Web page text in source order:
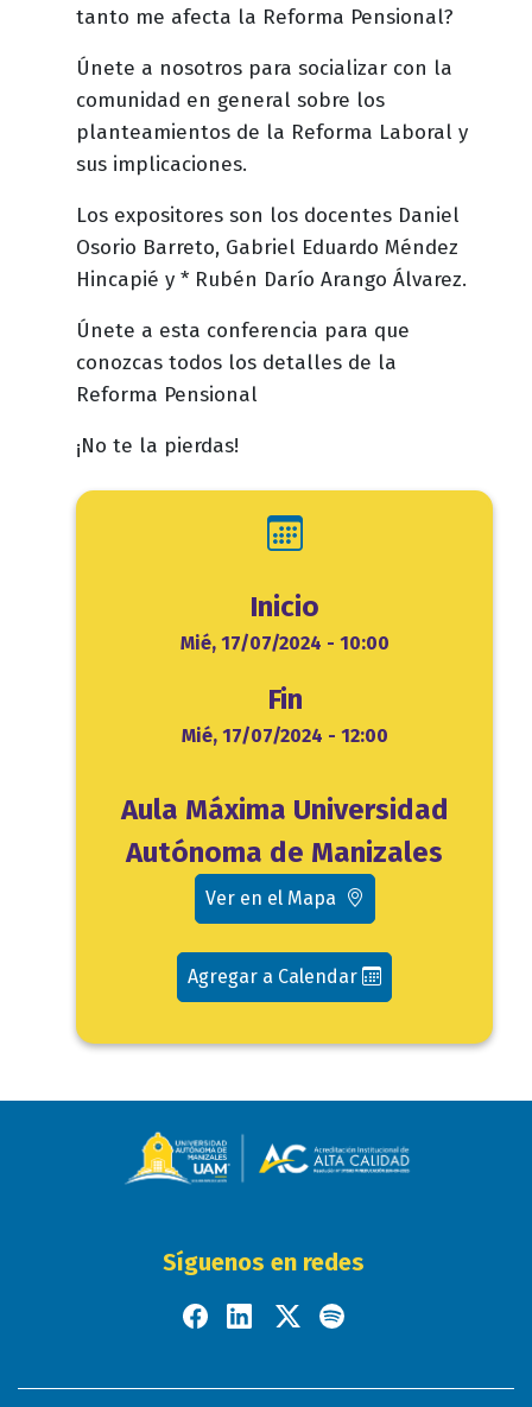
tanto me afecta la Reforma Pensional?
Únete a nosotros para socializar con la
comunidad en general sobre los
planteamientos de la Reforma Laboral y
sus implicaciones.
Los expositores son los docentes Daniel
Osorio Barreto, Gabriel Eduardo Méndez
Hincapié y * Rubén Darío Arango Álvarez.
Únete a esta conferencia para que
conozcas todos los detalles de la
Reforma Pensional
¡No te la pierdas!
Inicio
Mié, 17/07/2024 - 10:00
Fin
Mié, 17/07/2024 - 12:00
Ubicación
evento
Aula Máxima Universidad
Autónoma de Manizales
Ver en el Mapa
Agregar a Calendar
Síguenos en redes